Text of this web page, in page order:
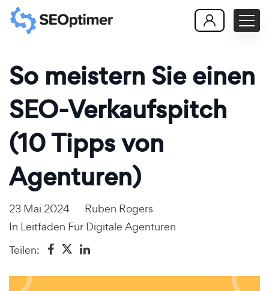
So meistern Sie einen
SEO-Verkaufspitch
(10 Tipps von
Agenturen)
23 Mai 2024
Ruben Rogers
In Leitfäden Für Digitale Agenturen
Teilen: